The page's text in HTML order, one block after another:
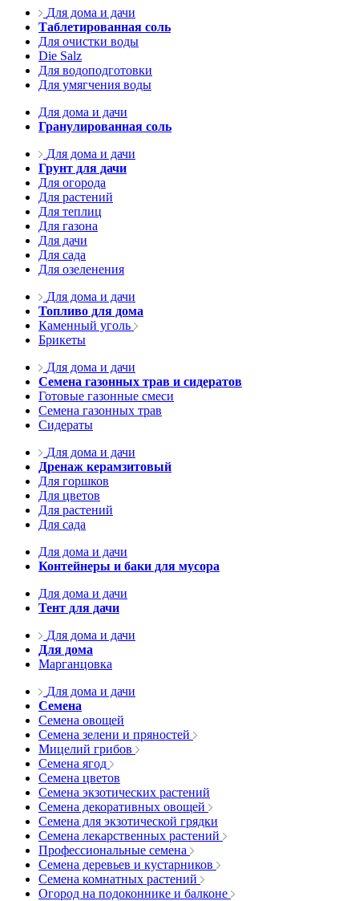
Для дома и дачи
Таблетированная соль
Для очистки воды
Die Salz
Для водоподготовки
Для умягчения воды
Для дома и дачи
Гранулированная соль
Для дома и дачи
Грунт для дачи
Для огорода
Для растений
Для теплиц
Для газона
Для дачи
Для сада
Для озеленения
Для дома и дачи
Топливо для дома
Каменный уголь
Брикеты
Для дома и дачи
Семена газонных трав и сидератов
Готовые газонные смеси
Семена газонных трав
Сидераты
Для дома и дачи
Дренаж керамзитовый
Для горшков
Для цветов
Для растений
Для сада
Для дома и дачи
Контейнеры и баки для мусора
Для дома и дачи
Тент для дачи
Для дома и дачи
Для дома
Марганцовка
Для дома и дачи
Семена
Семена овощей
Семена зелени и пряностей
Мицелий грибов
Семена ягод
Семена цветов
Семена экзотических растений
Семена декоративных овощей
Семена для экзотической грядки
Семена лекарственных растений
Профессиональные семена
Семена деревьев и кустарников
Семена комнатных растений
Огород на подоконнике и балконе